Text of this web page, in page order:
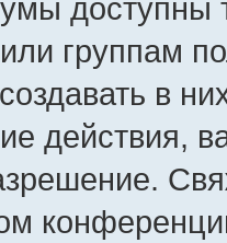
доступны
группам
в
действия,